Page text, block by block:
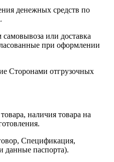
денежных средств по
самовывоза или доставка
при оформлении
Сторонами отгрузочных
наличия товара на
Спецификация,
паспорта).